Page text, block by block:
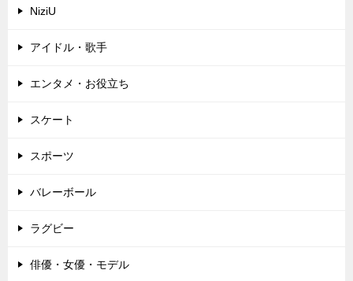
NiziU
アイドル・歌手
エンタメ・お役立ち
スケート
スポーツ
バレーボール
ラグビー
俳優・女優・モデル